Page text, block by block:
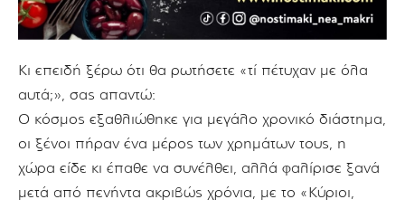
Κι επειδή ξέρω ότι θα ρωτήσετε «τί πέτυχαν με όλα
αυτά;», σας απαντώ:
Ο κόσμος εξαθλιώθηκε για μεγάλο χρονικό διάστημα,
οι ξένοι πήραν ένα μέρος των χρημάτων τους, η
χώρα είδε κι έπαθε να συνέλθει, αλλά φαλίρισε ξανά
μετά από πενήντα ακριβώς χρόνια, με το «Κύριοι,